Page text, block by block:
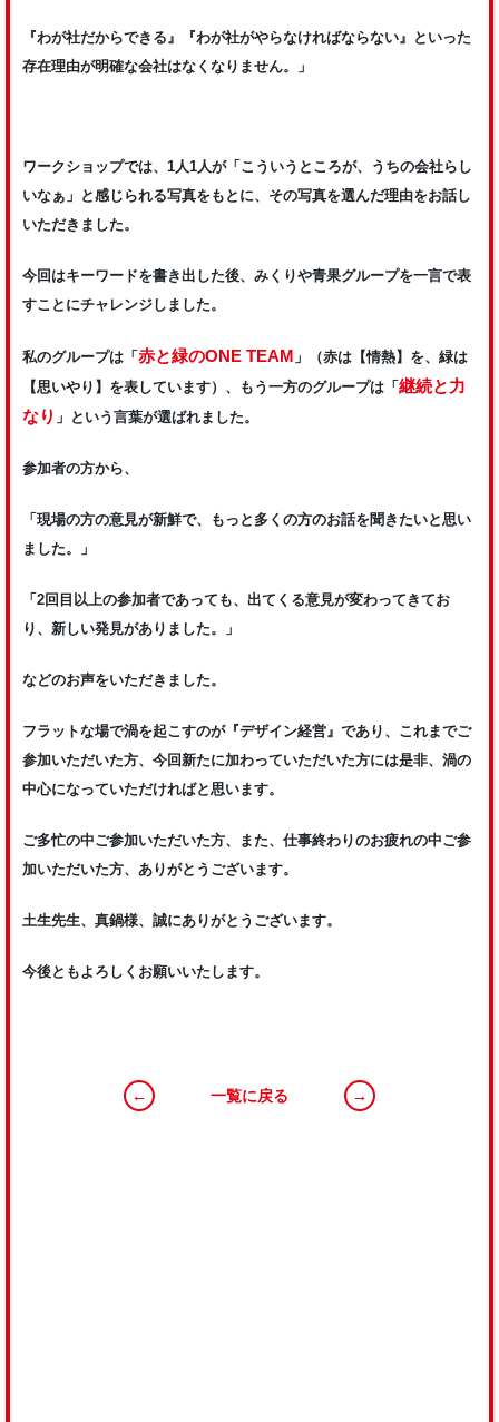
『わが社だからできる』『わが社がやらなければならない』といった
存在理由が明確な会社はなくなりません。」
ワークショップでは、1人1人が「こういうところが、うちの会社らし
いなぁ」と感じられる写真をもとに、その写真を選んだ理由をお話し
いただきました。
今回はキーワードを書き出した後、みくりや青果グループを一言で表
すことにチャレンジしました。
私のグループは「 赤と緑のONE TEAM 」（赤は【情熱】を、緑は
【思いやり】を表しています）、もう一方のグループは「 継続と力
なり 」という言葉が選ばれました。
参加者の方から、
「現場の方の意見が新鮮で、もっと多くの方のお話を聞きたいと思い
ました。」
「2回目以上の参加者であっても、出てくる意見が変わってきてお
り、新しい発見がありました。」
などのお声をいただきました。
フラットな場で渦を起こすのが『デザイン経営』であり、これまでご
参加いただいた方、今回新たに加わっていただいた方には是非、渦の
中心になっていただければと思います。
ご多忙の中ご参加いただいた方、また、仕事終わりのお疲れの中ご参
加いただいた方、ありがとうございます。
土生先生、真鍋様、誠にありがとうございます。
今後ともよろしくお願いいたします。
← 一覧に戻る →